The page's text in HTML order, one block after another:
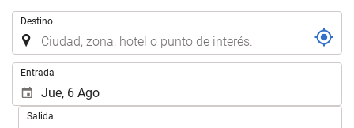
Destino
Entrada
Salida